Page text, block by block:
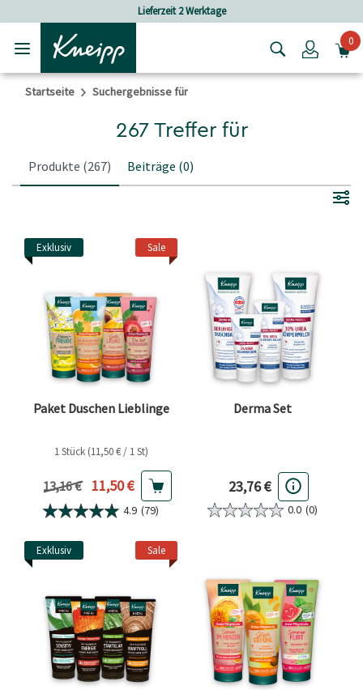
Login0
Startseite Suchergebnisse für
267 Treffer für
Produkte (267) Beiträge (0)
Sale
Exklusiv
Paket Duschen Lieblinge
1 Stück (11,50 € / 1 St)
Vorheriger Preis
13,16 € Aktueller Preis
11,50 €
4.9 (79)
Derma Set
23,76 €
0.0 (0)
Sale
Exklusiv